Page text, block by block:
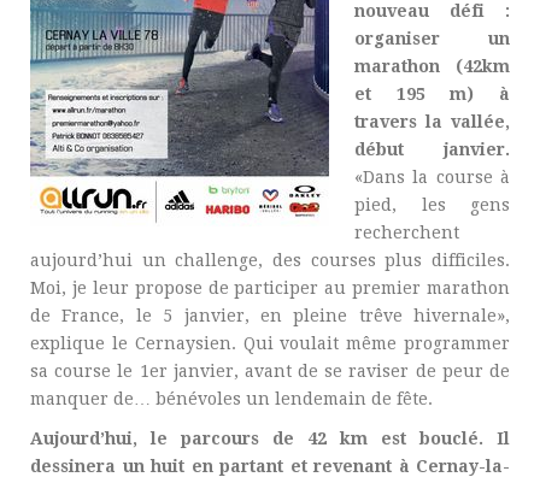
nouveau défi :
organiser un
marathon (42km
et 195 m) à
travers la vallée,
début janvier.
«Dans la course à
pied, les gens
recherchent
aujourd’hui un challenge, des courses plus difficiles.
Moi, je leur propose de participer au premier marathon
de France, le 5 janvier, en pleine trêve hivernale»,
explique le Cernaysien. Qui voulait même programmer
sa course le 1er janvier, avant de se raviser de peur de
manquer de… bénévoles un lendemain de fête.
Aujourd’hui, le parcours de 42 km est bouclé. Il
dessinera un huit en partant et revenant à Cernay-la-